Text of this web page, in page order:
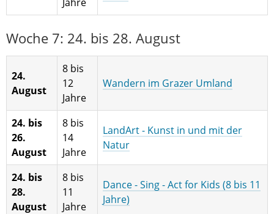
Woche 7: 24. bis 28. August
24.
August
8 bis
12
Jahre
Wandern im Grazer Umland
24. bis
26.
August
8 bis
14
Jahre
LandArt - Kunst in und mit der
Natur
24. bis
28.
August
8 bis
11
Jahre
Dance - Sing - Act for Kids (8 bis 11
Jahre)